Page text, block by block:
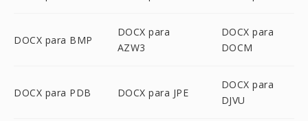
DOCX para BMP
DOCX para
AZW3
DOCX para
DOCM
DOCX para PDB DOCX para JPE
DOCX para
DJVU